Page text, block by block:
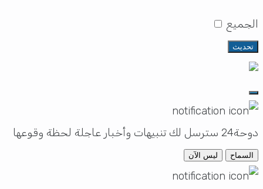
الجميع
تحديث
دوحة24 سترسل لك تنبيهات وأخبار عاجلة لحظة وقوعها
السماح ليس الآن